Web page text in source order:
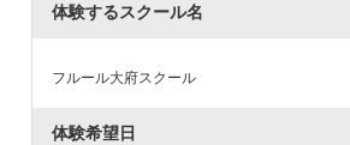
体験するスクール名
フルール大府スクール
体験希望日